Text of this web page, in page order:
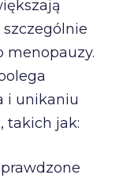
menopauzy.
i unikaniu
takich jak: